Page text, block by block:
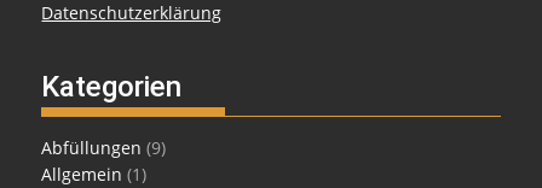
Datenschutzerklärung
Kategorien
Abfüllungen (9)
Allgemein (1)